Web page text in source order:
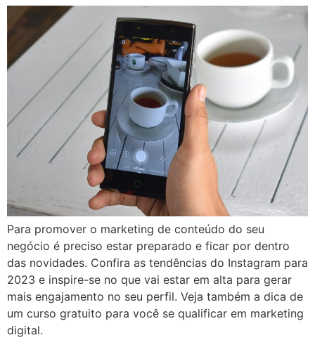
Para promover o marketing de conteúdo do seu
negócio é preciso estar preparado e ficar por dentro
das novidades. Confira as tendências do Instagram para
2023 e inspire-se no que vai estar em alta para gerar
mais engajamento no seu perfil. Veja também a dica de
um curso gratuito para você se qualificar em marketing
digital.